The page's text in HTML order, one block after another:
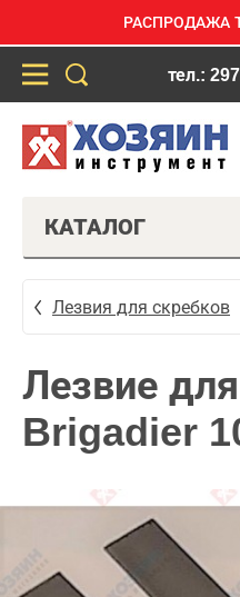
РАСПРОДАЖА
тел.:
КАТАЛОГ
Лезвия для скребков
Лезвие
Brigadier